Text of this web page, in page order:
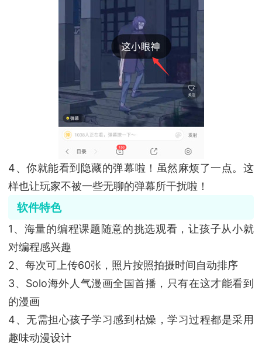
4、你就能看到隐藏的弹幕啦！虽然麻烦了一点。这
样也让玩家不被一些无聊的弹幕所干扰啦！
软件特色
1、海量的编程课题随意的挑选观看，让孩子从小就
对编程感兴趣
2、每次可上传60张，照片按照拍摄时间自动排序
3、Solo海外人气漫画全国首播，只有在这才能看到
的漫画
4、无需担心孩子学习感到枯燥，学习过程都是采用
趣味动漫设计